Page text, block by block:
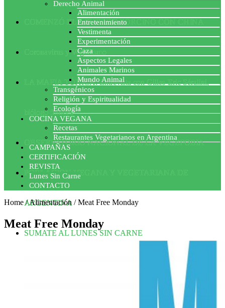
COMENZÓ EL ACUERDO PORCINO CON CHINA
Coronavirus y Veganismo
LA MAFIA TÓXICA: Entrevista con Gilles-Eric Séralini,
biólogo francés
OBSERVATORIO NACIONAL DE LA VEGEFOBIA
POBLACION VEGANA Y VEGETARIANA DE
ARGENTINA
SUMATE AL LUNES SIN CARNE
Derecho Animal
Alimentación
Entretenimiento
Vestimenta
Experimentación
Caza
Aspectos Legales
Animales Marinos
Mundo Animal
Transgénicos
Religión y Espiritualidad
Ecología
COCINA VEGANA
Recetas
Restaurantes Vegetarianos en Argentina
CAMPAÑAS
CERTIFICACIÓN
REVISTA
Lunes Sin Carne
CONTACTO
Home/Alimentación /Meat Free Monday
Meat Free Monday